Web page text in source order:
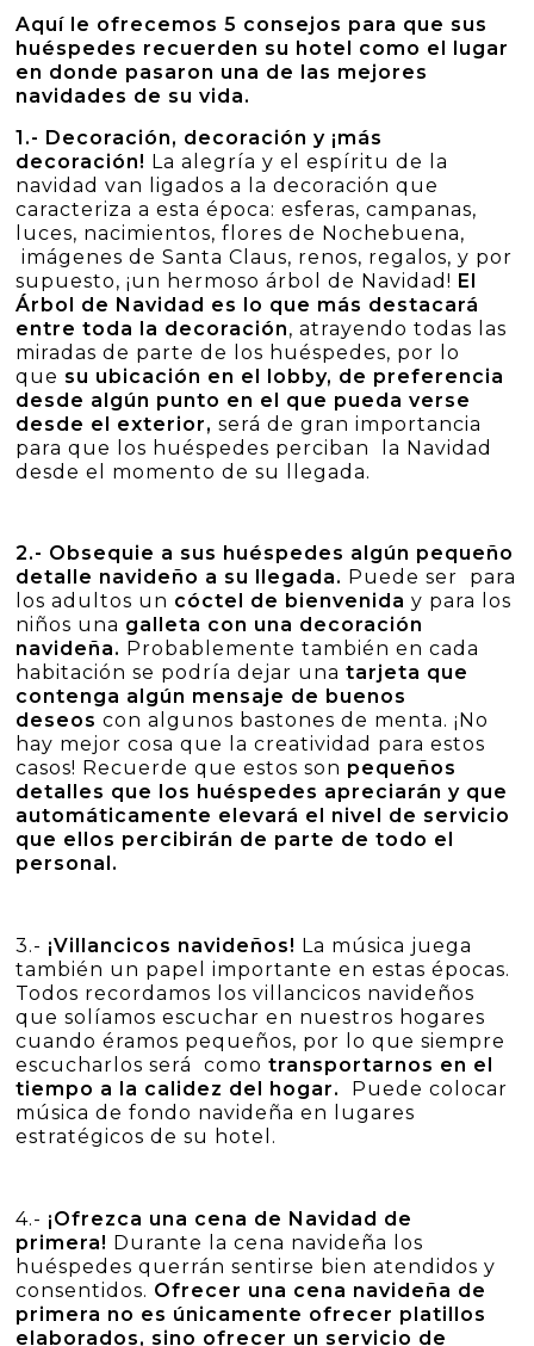
Aquí le ofrecemos 5 consejos para que sus
huéspedes recuerden su hotel como el lugar
en donde pasaron una de las mejores
navidades de su vida.
1.- Decoración, decoración y ¡más
decoración! La alegría y el espíritu de la
navidad van ligados a la decoración que
caracteriza a esta época: esferas, campanas,
luces, nacimientos, flores de Nochebuena,
imágenes de Santa Claus, renos, regalos, y por
supuesto, ¡un hermoso árbol de Navidad! El
Árbol de Navidad es lo que más destacará
entre toda la decoración, atrayendo todas las
miradas de parte de los huéspedes, por lo
que su ubicación en el lobby, de preferencia
desde algún punto en el que pueda verse
desde el exterior, será de gran importancia
para que los huéspedes perciban la Navidad
desde el momento de su llegada.
2.- Obsequie a sus huéspedes algún pequeño
detalle navideño a su llegada. Puede ser para
los adultos un cóctel de bienvenida y para los
niños una galleta con una decoración
navideña. Probablemente también en cada
habitación se podría dejar unatarjeta que
contenga algún mensaje de buenos
deseos con algunos bastones de menta. ¡No
hay mejor cosa que la creatividad para estos
casos! Recuerde que estos son pequeños
detalles que los huéspedes apreciarán y que
automáticamente elevará el nivel de servicio
que ellos percibirán de parte de todo el
personal.
3.- ¡Villancicos navideños! La música juega
también un papel importante en estas épocas.
Todos recordamos los villancicos navideños
que solíamos escuchar en nuestros hogares
cuando éramos pequeños, por lo que siempre
escucharlos será comotransportarnos en el
tiempo a la calidez del hogar. Puede colocar
música de fondo navideña en lugares
estratégicos de su hotel.
4.- ¡Ofrezca una cena de Navidad de
primera! Durante la cena navideña los
huéspedes querrán sentirse bien atendidos y
consentidos. Ofrecer una cena navideña de
primera no es únicamente ofrecer platillos
elaborados, sino ofrecer un servicio de